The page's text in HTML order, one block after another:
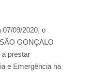
07/09/2020, o
GONÇALO
a prestar
e Emergência na